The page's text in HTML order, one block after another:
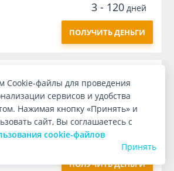
3 - 120дней
ПОЛУЧИТЬ ДЕНЬГИ
Срок
40дней
ПОЛУЧИТЬ ДЕНЬГИ
Cookie-файлы для проведения
сервисов и удобства
Нажимая кнопку «Принять» и
сайт, Вы соглашаетесь с
cookie-файлов
Принять